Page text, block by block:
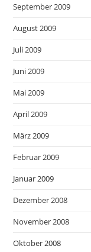
September 2009
August 2009
Juli 2009
Juni 2009
Mai 2009
April 2009
März 2009
Februar 2009
Januar 2009
Dezember 2008
November 2008
Oktober 2008